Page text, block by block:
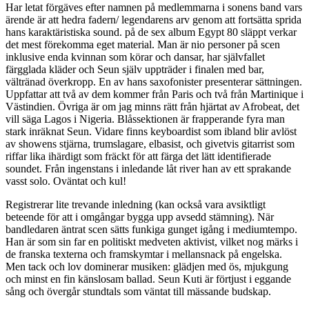
Har letat förgäves efter namnen på medlemmarna i sonens band vars
ärende är att hedra fadern/ legendarens arv genom att fortsätta sprida
hans karaktäristiska sound. på de sex album Egypt 80 släppt verkar
det mest förekomma eget material. Man är nio personer på scen
inklusive enda kvinnan som körar och dansar, har självfallet
färgglada kläder och Seun själv uppträder i finalen med bar,
vältränad överkropp. En av hans saxofonister presenterar sättningen.
Uppfattar att två av dem kommer från Paris och två från Martinique i
Västindien. Övriga är om jag minns rätt från hjärtat av Afrobeat, det
vill säga Lagos i Nigeria. Blåssektionen är frapperande fyra man
stark inräknat Seun. Vidare finns keyboardist som ibland blir avlöst
av showens stjärna, trumslagare, elbasist, och givetvis gitarrist som
riffar lika ihärdigt som fräckt för att färga det lätt identifierade
soundet. Från ingenstans i inledande låt river han av ett sprakande
vasst solo. Oväntat och kul!
Registrerar lite trevande inledning (kan också vara avsiktligt
beteende för att i omgångar bygga upp avsedd stämning). När
bandledaren äntrat scen sätts funkiga gunget igång i mediumtempo.
Han är som sin far en politiskt medveten aktivist, vilket nog märks i
de franska texterna och framskymtar i mellansnack på engelska.
Men tack och lov dominerar musiken: glädjen med ös, mjukgung
och minst en fin känslosam ballad. Seun Kuti är förtjust i eggande
sång och övergår stundtals som väntat till mässande budskap.